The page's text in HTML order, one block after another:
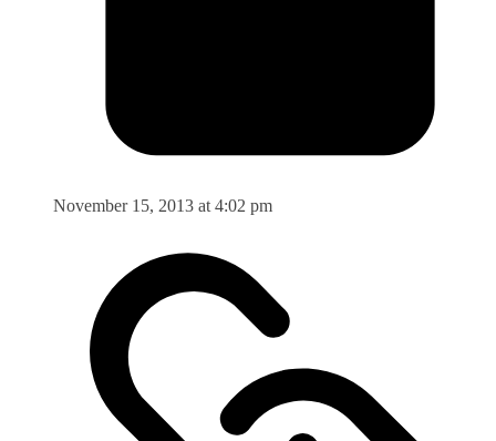
November 15, 2013 at 4:02 pm